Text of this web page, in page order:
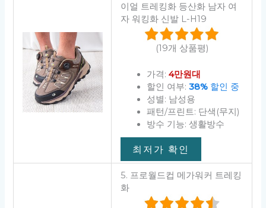
이얼 트레킹화 등산화 남자 여
자 워킹화 신발 L-H19
(19개 상품평)
가격: 4만원대
할인 여부: 38%할인 중
성별: 남성용
패턴/프린트: 단색(무지)
방수 기능: 생활방수
최저가 확인
5. 프로월드컵 메가워커 트레킹
화